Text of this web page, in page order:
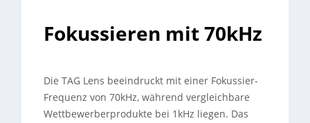
Fokussieren mit 70kHz
Die TAG Lens beeindruckt mit einer Fokussier-
Frequenz von 70kHz, während vergleichbare
Wettbewerberprodukte bei 1kHz liegen. Das